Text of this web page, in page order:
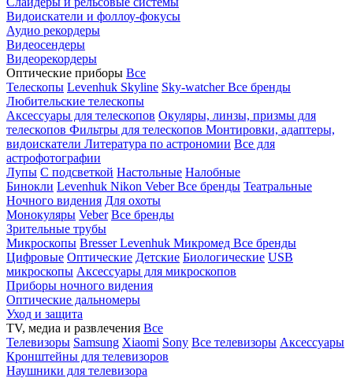
Видоискатели и фоллоу-фокусы
Аудио рекордеры
Видеосендеры
Видеорекордеры
Оптические приборы Все
Телескопы Levenhuk Skyline Sky-watcherВсе бренды
Любительские телескопы
Аксессуары для телескопов Окуляры, линзы, призмы для
телескопов Фильтры для телескопов Монтировки, адаптеры,
видоискатели Литература по астрономии Все для
астрофотографии
Лупы С подсветкой Настольные Налобные
Бинокли Levenhuk Nikon VeberВсе бренды Театральные
Ночного видения Для охоты
Монокуляры Veber Все бренды
Зрительные трубы
Микроскопы BresserLevenhuk Микромед Все бренды
Цифровые Оптические Детские Биологические USB
микроскопы Аксессуары для микроскопов
Приборы ночного видения
Оптические дальномеры
Уход и защита
TV, медиа и развлечения Все
Телевизоры Samsung Xiaomi Sony Все телевизоры Аксессуары
Кронштейны для телевизоров
Наушники для телевизора